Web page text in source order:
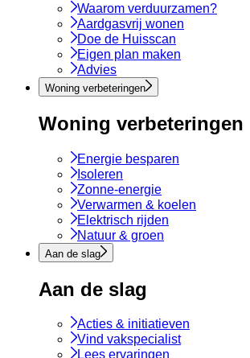
Waarom verduurzamen?
Aardgasvrij wonen
Doe de Huisscan
Eigen plan maken
Advies
Woning verbeteringen
Woning verbeteringen
Energie besparen
Isoleren
Zonne-energie
Verwarmen & koelen
Elektrisch rijden
Natuur & groen
Aan de slag
Aan de slag
Acties & initiatieven
Vind vakspecialist
Lees ervaringen